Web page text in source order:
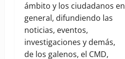
ámbito y los ciudadanos en
general, difundiendo las
noticias, eventos,
investigaciones y demás,
de los galenos, el CMD,